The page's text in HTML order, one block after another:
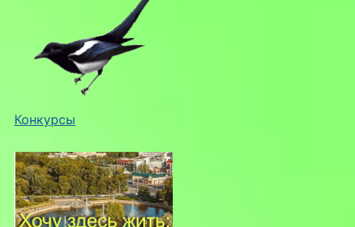
Конкурсы